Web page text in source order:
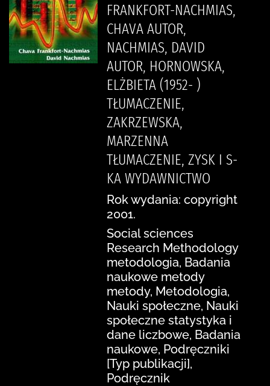
FRANKFORT-NACHMIAS,
CHAVA AUTOR,
NACHMIAS, DAVID
AUTOR, HORNOWSKA,
ELŻBIETA (1952- )
TŁUMACZENIE,
ZAKRZEWSKA,
MARZENNA
TŁUMACZENIE, ZYSK I S-
KA WYDAWNICTWO
Rok wydania: copyright
2001.
Social sciences
Research Methodology
metodologia, Badania
naukowe metody
metody, Metodologia,
Nauki społeczne, Nauki
społeczne statystyka i
dane liczbowe, Badania
naukowe, Podręczniki
[Typ publikacji],
Podręcznik